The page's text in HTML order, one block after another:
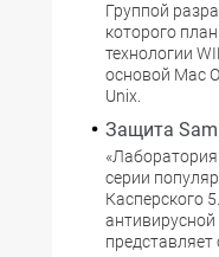
Группой
которого
технологии
основой Mac
Unix.
Защита
серии
Касперского